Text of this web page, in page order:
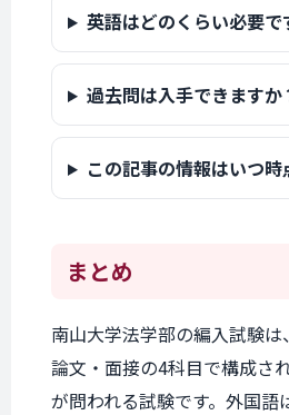
英語はどのくらい必要で
過去問は入手できますか
この記事の情報はいつ時
まとめ
南山大学法学部の編入試験
論文・面接の4科目で構成さ
が問われる試験です。外国語